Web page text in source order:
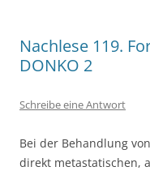
Nachlese 119.
DONKO 2
Schreibe eine Antwort
Bei der Behandlung
direkt metastatischen,